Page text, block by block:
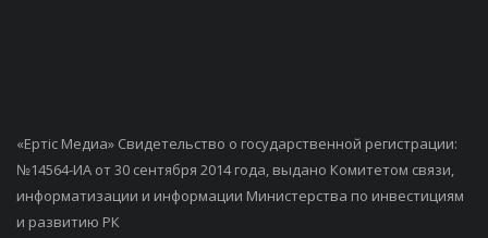
«Ертiс Медиа» Свидетельство о государственной регистрации:
№14564-ИА от 30 сентября 2014 года, выдано Комитетом связи,
информатизации и информации Министерства по инвестициям
и развитию РК